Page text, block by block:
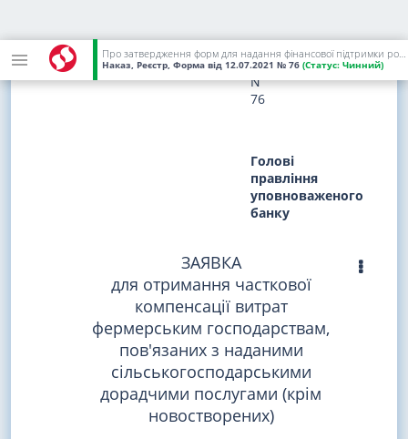
Про затвердження форм для надання фінансової підтримки розвитку фермерських господарств
Наказ, Реєстр, Форма від 12.07.2021 № 76 (Статус: Чинний)
року
N
76
Голові
правління
уповноваженого
банку
ЗАЯВКА
для отримання часткової
компенсації витрат
фермерським господарствам,
пов'язаних з наданими
сільськогосподарськими
дорадчими послугами (крім
новостворених)